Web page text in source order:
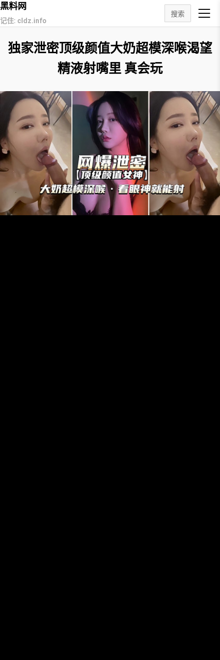
黑料网
记住: cldz.info
搜索
独家泄密顶级颜值大奶超模深喉渴望
精液射嘴里 真会玩